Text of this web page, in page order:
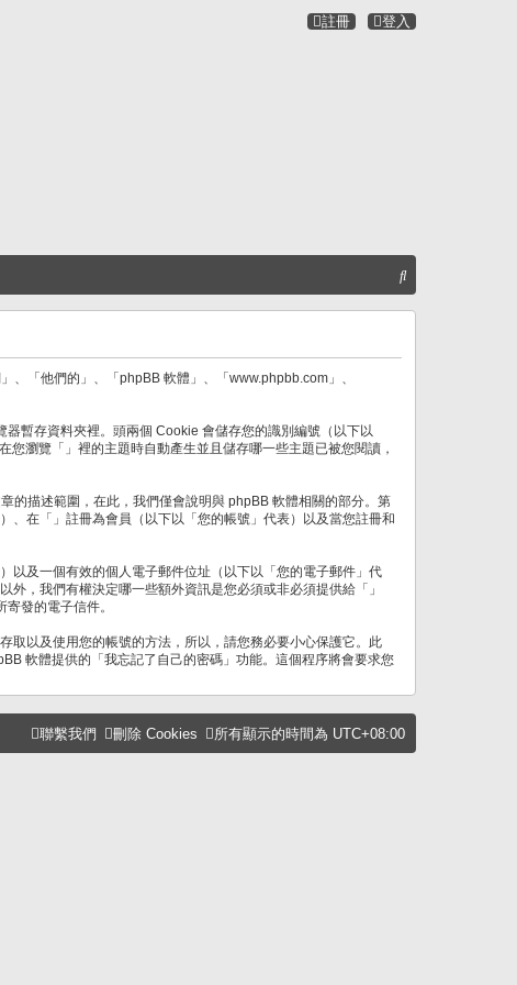
登入
註冊
搜
尋
「他們的」、「phpBB 軟體」、「www.phpbb.com」、
暫存資料夾裡。頭兩個 Cookie 會儲存您的識別編號（以下以
瀏覽「」裡的主題時自動產生並且儲存哪一些主題已被您閱讀，
的描述範圍，在此，我們僅會說明與 phpBB 軟體相關的部分。第
、在「」註冊為會員（以下以「您的帳號」代表）以及當您註冊和
以及一個有效的個人電子郵件位址（以下以「您的電子郵件」代
，我們有權決定哪一些額外資訊是您必須或非必須提供給「」
發的電子信件。
取以及使用您的帳號的方法，所以，請您務必要小心保護它。此
軟體提供的「我忘記了自己的密碼」功能。這個程序將會要求您
所有顯示的時間為 UTC+08:00
刪除 Cookies
聯繫我們